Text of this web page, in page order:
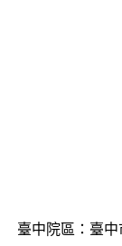
臺中院區：臺